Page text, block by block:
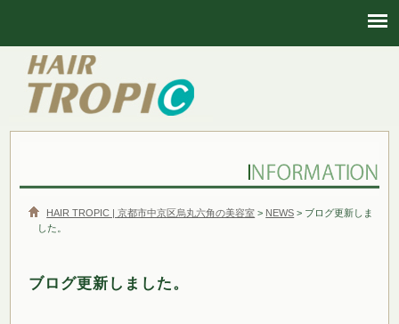
HAIR TROPIC | 京都市中京区烏丸六角の美容室 > NEWS > ブログ更新しま
した。
ブログ更新しました。